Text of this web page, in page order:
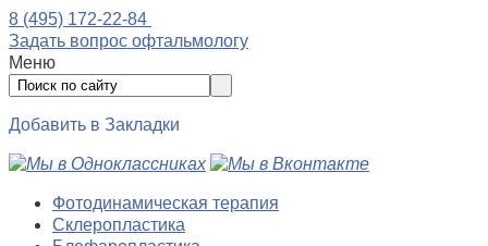
8 (495) 172-22-84
Задать вопрос офтальмологу
Меню
Добавить в Закладки
Фотодинамическая терапия
Склеропластика